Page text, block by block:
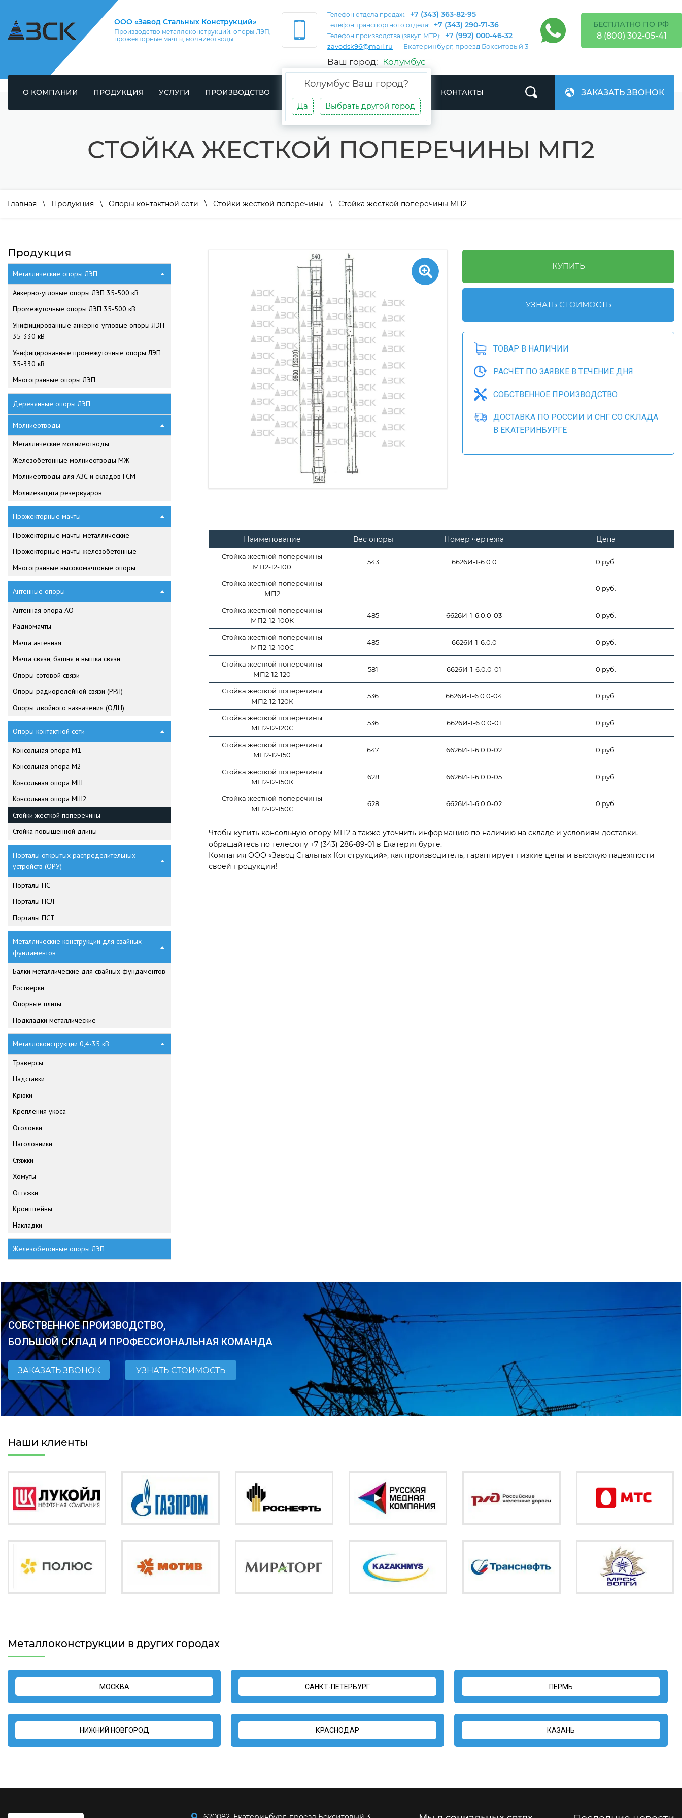
ООО «Завод Стальных Конструкций»
Производство металлоконструкций: опоры ЛЭП,
прожекторные мачты, молниеотводы
Телефон отдела продаж: +7 (343) 363-82-95
Телефон транспортного отдела: +7 (343) 290-71-36
Телефон производства (закуп МТР): +7 (992) 000-46-32
zavodsk96@mail.ru Екатеринбург, проезд Бокситовый 3
Ваш город: Колумбус
Колумбус Ваш город?
Да Выбрать другой город
БЕСПЛАТНО ПО РФ
8 (800) 302-05-41
О КОМПАНИИ ПРОДУКЦИЯ УСЛУГИ ПРОИЗВОДСТВО КОНТАКТЫ ЗАКАЗАТЬ ЗВОНОК
СТОЙКА ЖЕСТКОЙ ПОПЕРЕЧИНЫ МП2
Главная \ Продукция \ Опоры контактной сети \ Стойки жесткой поперечины \ Стойка жесткой поперечины МП2
Продукция
Металлические опоры ЛЭП
Анкерно-угловые опоры ЛЭП 35-500 кВ
Промежуточные опоры ЛЭП 35-500 кВ
Унифицированные анкерно-угловые опоры ЛЭП
35-330 кВ
Унифицированные промежуточные опоры ЛЭП
35-330 кВ
Многогранные опоры ЛЭП
Деревянные опоры ЛЭП
Молниеотводы
Металлические молниеотводы
Железобетонные молниеотводы МЖ
Молниеотводы для АЗС и складов ГСМ
Молниезащита резервуаров
Прожекторные мачты
Прожекторные мачты металлические
Прожекторные мачты железобетонные
Многогранные высокомачтовые опоры
Антенные опоры
Антенная опора АО
Радиомачты
Мачта антенная
Мачта связи, башня и вышка связи
Опоры сотовой связи
Опоры радиорелейной связи (РРЛ)
Опоры двойного назначения (ОДН)
Опоры контактной сети
Консольная опора М1
Консольная опора М2
Консольная опора МШ
Консольная опора МШ2
Стойки жесткой поперечины
Стойка повышенной длины
Порталы открытых распределительных
устройств (ОРУ)
Порталы ПС
Порталы ПСЛ
Порталы ПСТ
Металлические конструкции для свайных
фундаментов
Балки металлические для свайных фундаментов
Ростверки
Опорные плиты
Подкладки металлические
Металлоконструкции 0,4-35 кВ
Траверсы
Надставки
Крюки
Крепления укоса
Оголовки
Наголовники
Стяжки
Хомуты
Оттяжки
Кронштейны
Накладки
Железобетонные опоры ЛЭП
КУПИТЬ
УЗНАТЬ СТОИМОСТЬ
ТОВАР В НАЛИЧИИ
РАСЧЁТ ПО ЗАЯВКЕ В ТЕЧЕНИЕ ДНЯ
СОБСТВЕННОЕ ПРОИЗВОДСТВО
ДОСТАВКА ПО РОССИИ И СНГ СО СКЛАДА
В ЕКАТЕРИНБУРГЕ
Наименование Вес опоры Номер чертежа Цена
Стойка жесткой поперечины
МП2-12-100
543 6626И-1-6.0.0 0 руб.
Стойка жесткой поперечины
МП2
- - 0 руб.
Стойка жесткой поперечины
МП2-12-100К
485 6626И-1-6.0.0-03 0 руб.
Стойка жесткой поперечины
МП2-12-100С
485 6626И-1-6.0.0 0 руб.
Стойка жесткой поперечины
МП2-12-120
581 6626И-1-6.0.0-01 0 руб.
Стойка жесткой поперечины
МП2-12-120К
536 6626И-1-6.0.0-04 0 руб.
Стойка жесткой поперечины
МП2-12-120С
536 6626И-1-6.0.0-01 0 руб.
Стойка жесткой поперечины
МП2-12-150
647 6626И-1-6.0.0-02 0 руб.
Стойка жесткой поперечины
МП2-12-150К
628 6626И-1-6.0.0-05 0 руб.
Стойка жесткой поперечины
МП2-12-150С
628 6626И-1-6.0.0-02 0 руб.
Чтобы купить консольную опору МП2 а также уточнить информацию по наличию на складе и условиям доставки,
обращайтесь по телефону +7 (343) 286-89-01 в Екатеринбурге.
Компания ООО «Завод Стальных Конструкций», как производитель, гарантирует низкие цены и высокую надежности
своей продукции!
СОБСТВЕННОЕ ПРОИЗВОДСТВО,
БОЛЬШОЙ СКЛАД И ПРОФЕССИОНАЛЬНАЯ КОМАНДА
ЗАКАЗАТЬ ЗВОНОК УЗНАТЬ СТОИМОСТЬ
Наши клиенты
Металлоконструкции в других городах
МОСКВА САНКТ-ПЕТЕРБУРГ ПЕРМЬ
НИЖНИЙ НОВГОРОД КРАСНОДАР КАЗАНЬ